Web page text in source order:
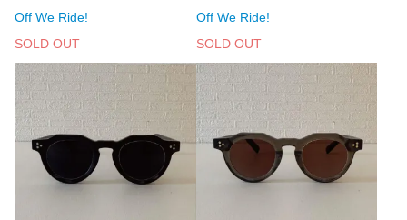
Off We Ride!
SOLD OUT
Off We Ride!
SOLD OUT